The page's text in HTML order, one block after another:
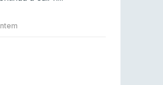
a RTP Arena para